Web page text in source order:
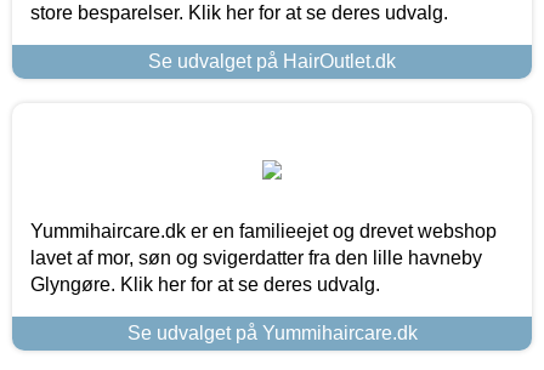
store besparelser. Klik her for at se deres udvalg.
Se udvalget på HairOutlet.dk
Yummihaircare.dk er en familieejet og drevet webshop
lavet af mor, søn og svigerdatter fra den lille havneby
Glyngøre. Klik her for at se deres udvalg.
Se udvalget på Yummihaircare.dk